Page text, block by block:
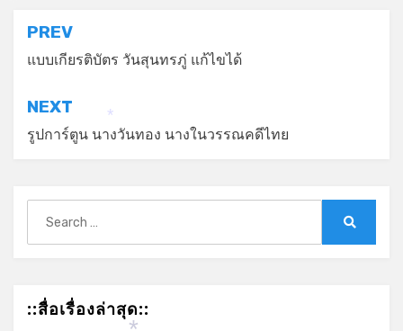
แนะแนว
เรื่อง
PREV
แบบเกียรติบัตร วันสุนทรภู่ แก้ไขได้
NEXT
รูปการ์ตูน นางวันทอง นางในวรรณคดีไทย
for:
::สื่อเรื่องล่าสุด::